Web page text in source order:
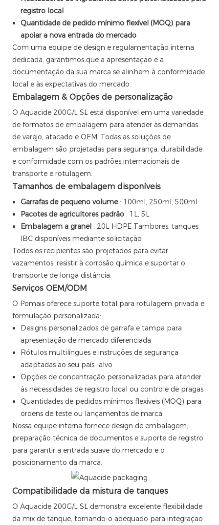
registro local
Quantidade de pedido mínimo flexível (MOQ) para
apoiar a nova entrada do mercado
Com uma equipe de design e regulamentação interna
dedicada, garantimos que a apresentação e a
documentação da sua marca se alinhem à conformidade
local e às expectativas do mercado.
Embalagem & Opções de personalização
O Aquacide 200G/L SL está disponível em uma variedade
de formatos de embalagem para atender às demandas
de varejo, atacado e OEM. Todas as soluções de
embalagem são projetadas para segurança, durabilidade
e conformidade com os padrões internacionais de
transporte e rotulagem.
Tamanhos de embalagem disponíveis
Garrafas de pequeno volume : 100ml, 250ml, 500ml
Pacotes de agricultores padrão : 1L, 5L
Embalagem a granel : 20L HDPE Tambores, tanques
IBC disponíveis mediante solicitação
Todos os recipientes são projetados para evitar
vazamentos, resistir à corrosão química e suportar o
transporte de longa distância.
Serviços OEM/ODM
O Pomais oferece suporte total para rotulagem privada e
formulação personalizada:
Designs personalizados de garrafa e tampa para
apresentação de mercado diferenciada
Rótulos multilíngues e instruções de segurança
adaptadas ao seu país -alvo
Opções de concentração personalizadas para atender
às necessidades de registro local ou controle de pragas
Quantidades de pedidos mínimos flexíveis (MOQ) para
ordens de teste ou lançamentos de marca
Nossa equipe interna fornece design de embalagem,
preparação técnica de documentos e suporte de registro
para garantir a entrada suave do mercado e o
posicionamento da marca.
Compatibilidade da mistura de tanques
O Aquacide 200G/L SL demonstra excelente flexibilidade
da mix de tanque, tornando-o adequado para integração